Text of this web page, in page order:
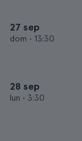
27 sep
dom • 13:30
28 sep
lun • 3:30